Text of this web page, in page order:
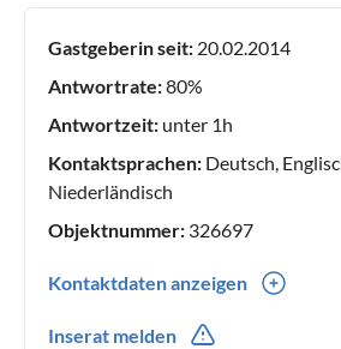
Gastgeberin seit: 20.02.2014
Antwortrate:80%
Antwortzeit: unter 1h
Kontaktsprachen: Deutsch,
Niederländisch
Objektnummer: 326697
Kontaktdaten anzeigen
Inserat melden